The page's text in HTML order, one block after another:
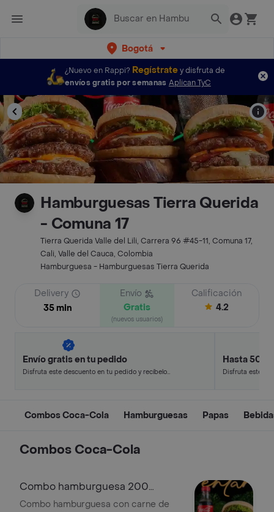
Bogotá
¿Nuevo en Rappi? Regístratey disfruta de
envíos gratis por semanas Aplican TyC
Hamburguesas Tierra Querida
- Comuna 17
Tierra Querida Valle del Lili, Carrera 96 #45-11, Comuna 17,
Cali, Valle del Cauca, Colombia
Hamburguesa - Hamburguesas Tierra Querida
Delivery
35 min
Envío
Gratis
(nuevos usuarios)
Calificación
4.2
Envío gratis en tu pedido
Disfruta este descuento en tu pedido y recíbelo
Hasta 50%
Disfruta este
Combos Coca-Cola Hamburguesas Papas
Combos Coca-Cola
Combo hamburguesa 200
gramos + gaseosa
Combo hamburguesa con carne de